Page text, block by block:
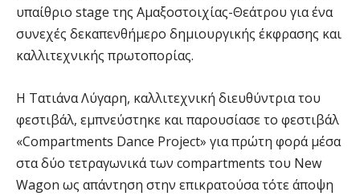
υπαίθριο stage της Αμαξοστοιχίας-Θεάτρου για ένα
συνεχές δεκαπενθήμερο δημιουργικής έκφρασης και
καλλιτεχνικής πρωτοπορίας.
Η Τατιάνα Λύγαρη, καλλιτεχνική διευθύντρια του
φεστιβάλ, εμπνεύστηκε και παρουσίασε το φεστιβάλ
«Compartments Dance Project» για πρώτη φορά μέσα
στα δύο τετραγωνικά των compartments του New
Wagon ως απάντηση στην επικρατούσα τότε άποψη